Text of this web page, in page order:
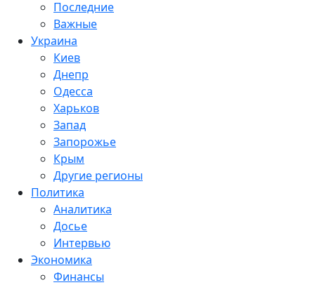
Последние
Важные
Украина
Киев
Днепр
Одесса
Харьков
Запад
Запорожье
Крым
Другие регионы
Политика
Аналитика
Досье
Интервью
Экономика
Финансы